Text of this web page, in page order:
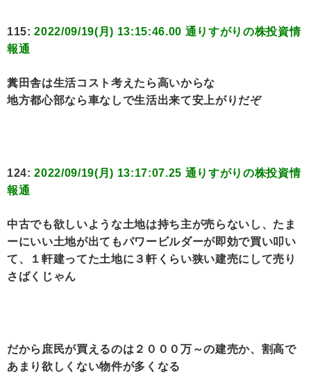
115:2022/09/19(月) 13:15:46.00 通りすがりの株投資情
報通
糞田舎は生活コスト考えたら高いからな
地方都心部なら車なしで生活出来て安上がりだぞ
124:2022/09/19(月) 13:17:07.25 通りすがりの株投資情
報通
中古でも欲しいような土地は持ち主が売らないし、たま
ーにいい土地が出てもパワービルダーが即効で買い叩い
て、１軒建ってた土地に３軒くらい狭い建売にして売り
さばくじゃん
だから庶民が買えるのは２０００万～の建売か、割高で
あまり欲しくない物件が多くなる